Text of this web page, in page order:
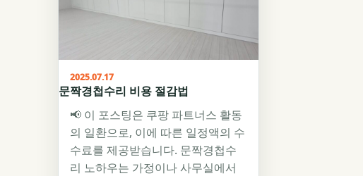
2025.07.17
문짝경첩수리 비용 절감법
📢 이 포스팅은 쿠팡 파트너스 활동
의 일환으로, 이에 따른 일정액의 수
수료를 제공받습니다. 문짝경첩수
리 노하우는 가정이나 사무실에서